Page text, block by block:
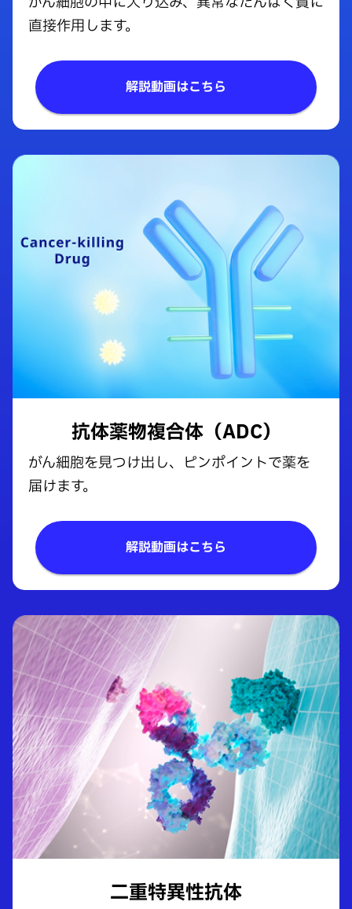
直接作用します。
解説動画はこちら
抗体薬物複合体（ADC）
がん細胞を見つけ出し、ピンポイントで薬を
届けます。
解説動画はこちら
二重特異性抗体